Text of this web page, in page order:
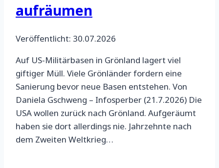
aufräumen
Veröffentlicht: 30.07.2026
Auf US-Militärbasen in Grönland lagert viel
giftiger Müll. Viele Grönländer fordern eine
Sanierung bevor neue Basen entstehen. Von
Daniela Gschweng – Infosperber (21.7.2026) Die
USA wollen zurück nach Grönland. Aufgeräumt
haben sie dort allerdings nie. Jahrzehnte nach
dem Zweiten Weltkrieg…